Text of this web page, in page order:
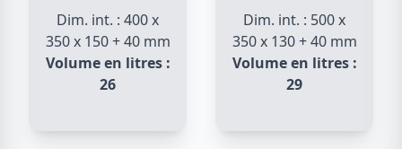
Dim. int. : 400 x
350 x 150 + 40 mm
Volume en litres :
26
Dim. int. : 500 x
350 x 130 + 40 mm
Volume en litres :
29